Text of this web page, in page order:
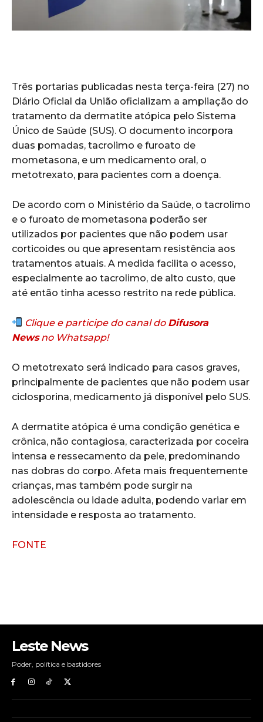
Três portarias publicadas nesta terça-feira (27) no
Diário Oficial da União oficializam a ampliação do
tratamento da dermatite atópica pelo Sistema
Único de Saúde (SUS). O documento incorpora
duas pomadas, tacrolimo e furoato de
mometasona, e um medicamento oral, o
metotrexato, para pacientes com a doença.
De acordo com o Ministério da Saúde, o tacrolimo
e o furoato de mometasona poderão ser
utilizados por pacientes que não podem usar
corticoides ou que apresentam resistência aos
tratamentos atuais. A medida facilita o acesso,
especialmente ao tacrolimo, de alto custo, que
até então tinha acesso restrito na rede pública.
Clique e participe do canal do Difusora
Newsno Whatsapp!
O metotrexato será indicado para casos graves,
principalmente de pacientes que não podem usar
ciclosporina, medicamento já disponível pelo SUS.
A dermatite atópica é uma condição genética e
crônica, não contagiosa, caracterizada por coceira
intensa e ressecamento da pele, predominando
nas dobras do corpo. Afeta mais frequentemente
crianças, mas também pode surgir na
adolescência ou idade adulta, podendo variar em
intensidade e resposta ao tratamento.
FONTE
Leste News
Poder, política e bastidores